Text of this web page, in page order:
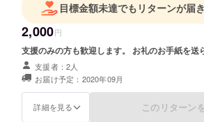
目標金額未達でもリターンが届
2,000円
支援のみの方も歓迎します。 お礼のお手紙を送
支援者：2人
お届け予定：2020年09月
詳細を見る このリターン